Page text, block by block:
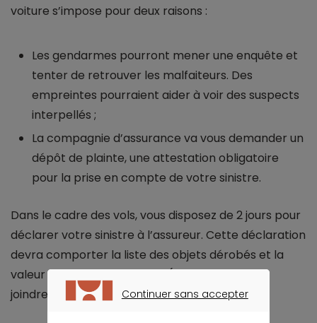
voiture s’impose pour deux raisons :
Les gendarmes pourront mener une enquête et
tenter de retrouver les malfaiteurs. Des
empreintes pourraient aider à voir des suspects
interpellés ;
La compagnie d’assurance va vous demander un
dépôt de plainte, une attestation obligatoire
pour la prise en compte de votre sinistre.
Dans le cadre des vols, vous disposez de 2 jours pour
déclarer votre sinistre à l’assureur. Cette déclaration
devra comporter la liste des objets dérobés et la
valeur de chaque objet volé (il est conseillé de
joindre des factures à votre demande).
Continuer sans accepter